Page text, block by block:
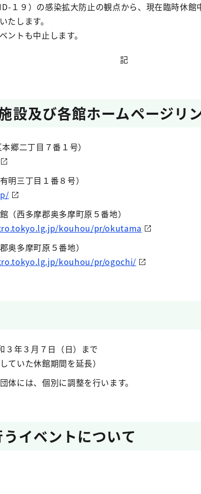
１９）の感染拡大防止の観点から、現在臨時休
たします。
トも中止します。
記
設及び各館ホームページリ
郷二丁目７番１号）
明三丁目１番８号）
西多摩郡奥多摩町原５番地）
kouhou/pr/okutama
奥多摩町原５番地）
kouhou/pr/ogochi/
年３月７日（日）まで
いた休館期間を延長）
には、個別に調整を行います。
イベントについて